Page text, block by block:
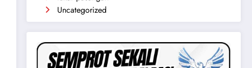
Uncategorized